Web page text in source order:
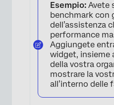
Esempio: Avete
benchmark con
dell’assistenza
performance
Aggiungete
widget, insieme
della vostra
mostrare la
all’interno delle